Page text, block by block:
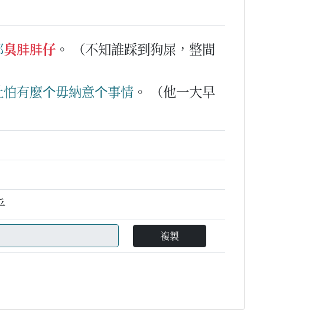
臭肨肨仔 。
（不知誰踩到狗屎，整間
怕有麼个毋納意个事情 。
（他一大早
複製